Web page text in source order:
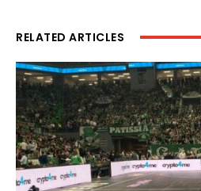
RELATED ARTICLES